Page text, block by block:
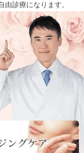
診療になります。
ングケア